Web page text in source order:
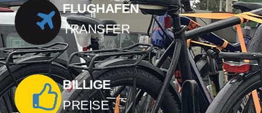
FLUGHAFEN
TRANSFER
BILLIGE
PREISE